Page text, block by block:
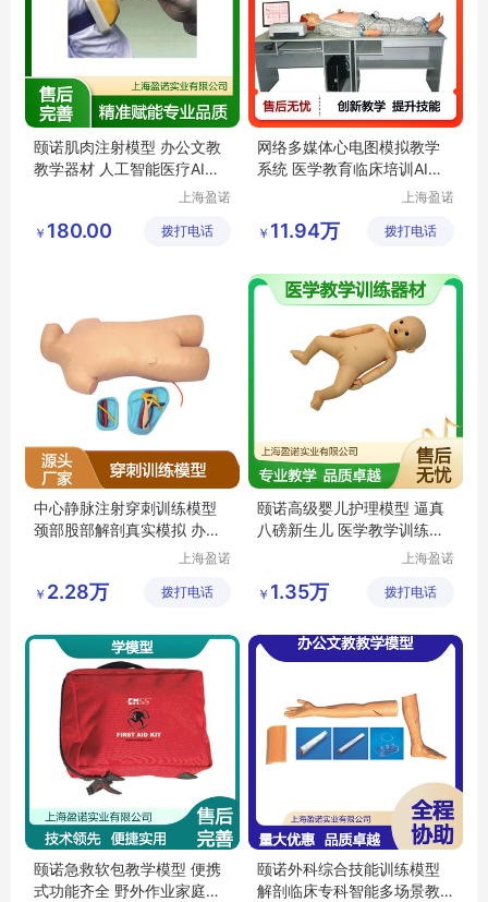
颐诺肌肉注射模型 办公文教
教学器材 人工智能医疗AI具
上海盈诺
公司
￥ 180.00 拨打电话
网络多媒体心电图模拟教学
系统 医学教育临床培训AI辅
上海盈诺
公司
￥ 11.94万 拨打电话
中心静脉注射穿刺训练模型
颈部股部解剖真实模拟 办公
上海盈诺
公司
￥ 2.28万 拨打电话
颐诺高级婴儿护理模型 逼真
八磅新生儿 医学教学训练器
上海盈诺
公司
￥ 1.35万 拨打电话
颐诺急救软包教学模型 便携
式功能齐全 野外作业家庭旅
颐诺外科综合技能训练模型
解剖临床专科智能多场景教